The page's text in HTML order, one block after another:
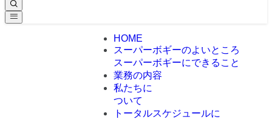
HOME
スーパーボギーのよいところ
スーパーボギーにできること
業務の内容
私たちに
ついて
トータルスケジュールに